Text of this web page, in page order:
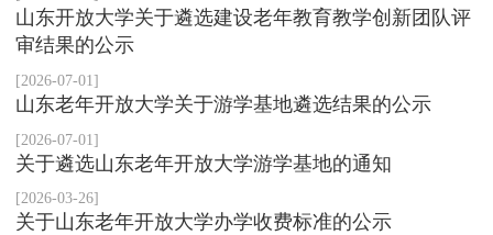
山东开放大学关于遴选建设老年教育教学创新团队评
审结果的公示
[2026-07-01]
山东老年开放大学关于游学基地遴选结果的公示
[2026-07-01]
关于遴选山东老年开放大学游学基地的通知
[2026-03-26]
关于山东老年开放大学办学收费标准的公示